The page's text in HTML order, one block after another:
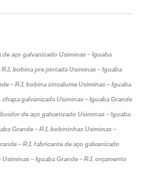
aço galvanizado Usiminas – Iguaba
bobina pre pintada Usiminas – Iguaba
– RJ, bobina zincalume Usiminas – Iguaba
galvanizada Usiminas – Iguaba Grande
de aço galvanizado Usiminas – Iguaba
Grande – RJ, bobininhas Usiminas –
– RJ, fabricante de aço galvanizado
– Iguaba Grande – RJ, orçamento